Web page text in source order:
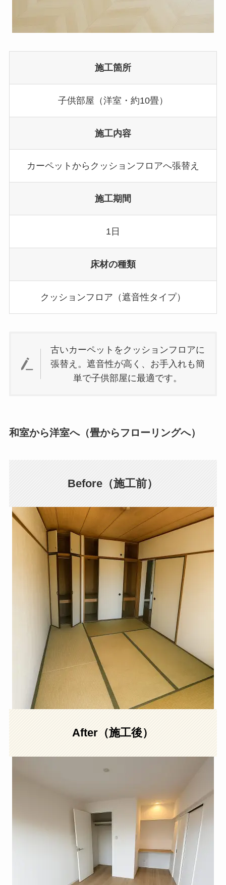
施工箇所
子供部屋（洋室・約10畳）
施工内容
カーペットからクッションフロアへ張替え
施工期間
1日
床材の種類
クッションフロア（遮音性タイプ）
古いカーペットをクッションフロアに
張替え。遮音性が高く、お手入れも簡
単で子供部屋に最適です。
和室から洋室へ（畳からフローリングへ）
Before（施工前）
After（施工後）